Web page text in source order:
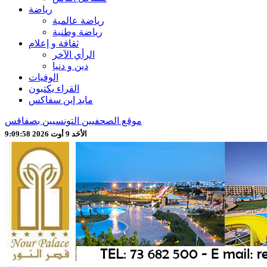
رياضة
رياضة عالمية
رياضة وطنية
ثقافة و إعلام
الرأي الآخر
دين و دنيا
الوفيات
القراء يكتبون
مايد إين سفاكس
موقع الصحفيين التونسيين بصفاقس
الأحَد 9 أوت 2026 9:10:00